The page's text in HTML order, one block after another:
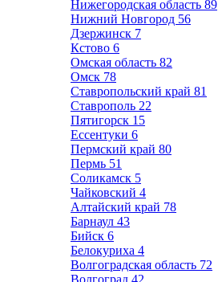
Нижегородская область 89
Нижний Новгород 56
Дзержинск 7
Кстово 6
Омская область 82
Омск 78
Ставропольский край 81
Ставрополь 22
Пятигорск 15
Ессентуки 6
Пермский край 80
Пермь 51
Соликамск 5
Чайковский 4
Алтайский край 78
Барнаул 43
Бийск 6
Белокуриха 4
Волгоградская область 72
Волгоград 42